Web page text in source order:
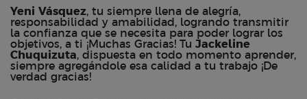
Yeni Vásquez, tu siempre llena de alegría,
responsabilidad y amabilidad, logrando transmitir
la confianza que se necesita para poder lograr los
objetivos, a ti ¡Muchas Gracias! Tu Jackeline
Chuquizuta, dispuesta en todo momento aprender,
siempre agregándole esa calidad a tu trabajo ¡De
verdad gracias!